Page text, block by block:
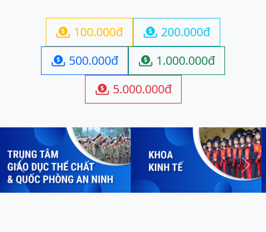
 100.000đ  200.000đ
 500.000đ  1.000.000đ
 5.000.000đ
Previous Next